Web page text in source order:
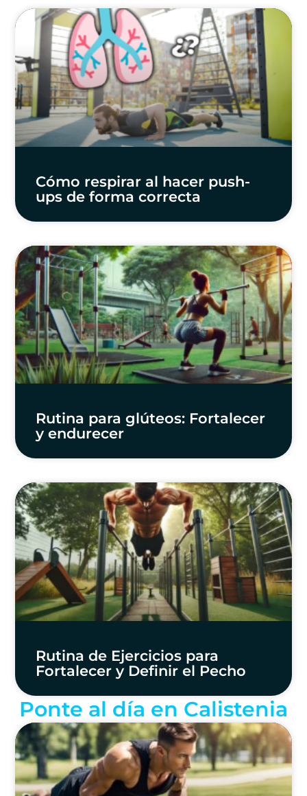
Cómo respirar al hacer push-
ups de forma correcta
Rutina para glúteos: Fortalecer
y endurecer
Rutina de Ejercicios para
Fortalecer y Definir el Pecho
Ponte al día en Calistenia